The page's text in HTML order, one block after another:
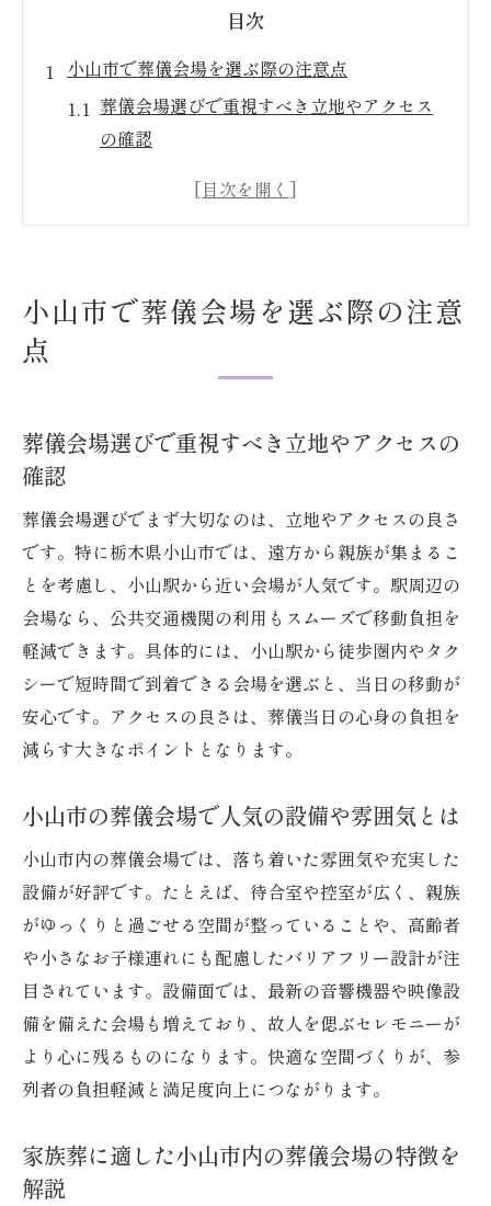
目次
小山市で葬儀会場を選ぶ際の注意点
葬儀会場選びで重視すべき立地やアクセス
の確認
小山市の葬儀会場で人気の設備や雰囲気と
小山市の葬儀社選びで知っておきたいポイ
葬儀会場周辺の駐車場や交通手段のチェッ
葬儀の流れを把握し後悔しない会場選びを
遠方家族も安心できる小山駅周辺の宿泊先
小山駅周辺で探す葬儀参列者向け宿泊施設
の選び方
遠方からの家族に便利な宿泊先の特徴を解
説
小山市内で利用しやすい宿泊施設のメリッ
ト
のコツ
宿泊施設を選ぶ際の葬儀との連携ポイント
小山市の葬儀と宿泊施設の利用体験談を紹
介
葬儀と宿泊を両立させる小山市の工夫
葬儀と宿泊をスムーズに手配する小山市の
方法
小山市で葬儀と宿泊が両立できる理由を解
説
術
小山市で葬儀会場を選ぶ際の注意
点
葬儀会場選びで重視すべき立地やアクセスの
確認
葬儀会場選びでまず大切なのは、立地やアクセスの良さ
です。特に栃木県小山市では、遠方から親族が集まるこ
とを考慮し、小山駅から近い会場が人気です。駅周辺の
会場なら、公共交通機関の利用もスムーズで移動負担を
軽減できます。具体的には、小山駅から徒歩圏内やタク
シーで短時間で到着できる会場を選ぶと、当日の移動が
安心です。アクセスの良さは、葬儀当日の心身の負担を
減らす大きなポイントとなります。
小山市の葬儀会場で人気の設備や雰囲気とは
小山市内の葬儀会場では、落ち着いた雰囲気や充実した
設備が好評です。たとえば、待合室や控室が広く、親族
がゆっくりと過ごせる空間が整っていることや、高齢者
や小さなお子様連れにも配慮したバリアフリー設計が注
目されています。設備面では、最新の音響機器や映像設
備を備えた会場も増えており、故人を偲ぶセレモニーが
より心に残るものになります。快適な空間づくりが、参
列者の負担軽減と満足度向上につながります。
家族葬に適した小山市内の葬儀会場の特徴を
解説